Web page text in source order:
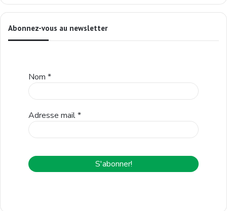
Abonnez-vous au newsletter
Nom *
Adresse mail*